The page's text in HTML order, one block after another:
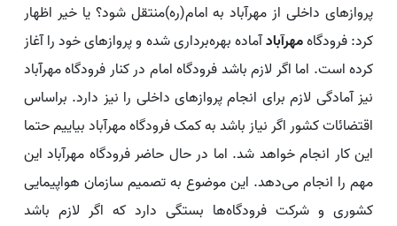
پروازهای داخلی از مهرآباد به امام(ره)‌منتقل شود؟ یا خیر اظهار
کرد: فرودگاهمهرآبادآماده بهره‌برداری شده و پروازهای خود را آغاز
کرده است. اما اگر لازم باشد فرودگاه‌ امام در کنار فرودگاه مهرآباد
نیز آمادگی لازم برای انجام پروازهای داخلی را نیز دارد. براساس
اقتضائات کشور اگر نیاز باشد به کمک فرودگاه مهرآباد بیاییم حتما
این کار انجام خواهد شد. اما در حال حاضر فرودگاه مهرآباد این
مهم را انجام می‌دهد. این موضوع به تصمیم سازمان هواپیمایی
کشوری و شرکت فرودگاه‌ها بستگی دارد که اگر لازم باشد